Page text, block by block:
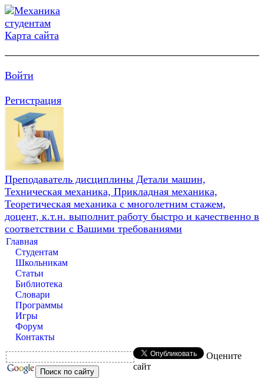
Карта сайта
Войти
Регистрация
Преподаватель дисциплины Детали машин,
Техническая механика, Прикладная механика,
Теоретическая механика с многолетним стажем,
доцент, к.т.н. выполнит работу быстро и качественно в
соответствии с Вашими требованиями
Главная
Студентам
Школьникам
Статьи
Библиотека
Словари
Программы
Игры
Форум
Контакты
Оцените
сайт